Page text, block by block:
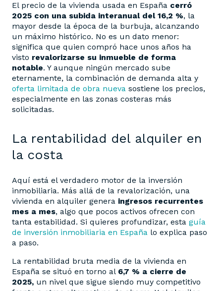
El precio de la vivienda usada en España cerró
2025 con una subida interanual del 16,2 %, la
mayor desde la época de la burbuja, alcanzando
un máximo histórico. No es un dato menor:
significa que quien compró hace unos años ha
visto revalorizarse su inmueble de forma
notable. Y aunque ningún mercado sube
eternamente, la combinación de demanda alta y
oferta limitada de obra nueva sostiene los precios,
especialmente en las zonas costeras más
solicitadas.
La rentabilidad del alquiler en
la costa
Aquí está el verdadero motor de la inversión
inmobiliaria. Más allá de la revalorización, una
vivienda en alquiler genera ingresos recurrentes
mes a mes, algo que pocos activos ofrecen con
tanta estabilidad. Si quieres profundizar, esta guía
de inversión inmobiliaria en España lo explica paso
a paso.
La rentabilidad bruta media de la vivienda en
España se situó en torno al 6,7 % a cierre de
2025, un nivel que sigue siendo muy competitivo